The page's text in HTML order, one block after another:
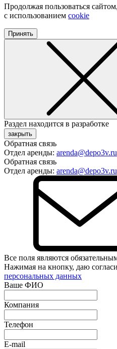
Продолжая пользоваться
с использованием cookie
Принять
Раздел находится в разработке
закрыть
Обратная связь
Отдел аренды: arenda@depo3v.ru
Обратная связь
Отдел аренды: arenda@depo3v.ru
Все поля являются
Нажимая на кнопку, даю
персональных данных
Ваше ФИО
Компания
Телефон
E-mail